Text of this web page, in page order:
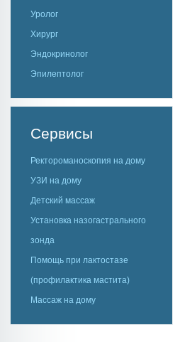
Уролог
Хирург
Эндокринолог
Эпилептолог
Сервисы
Ректороманоскопия на дому
УЗИ на дому
Детский массаж
Установка назогастрального
зонда
Помощь при лактостазе
(профилактика мастита)
Массаж на дому